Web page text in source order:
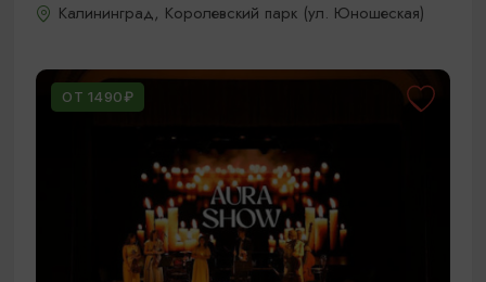
Калининград, Королевский парк (ул. Юношеская)
ОТ 1490₽